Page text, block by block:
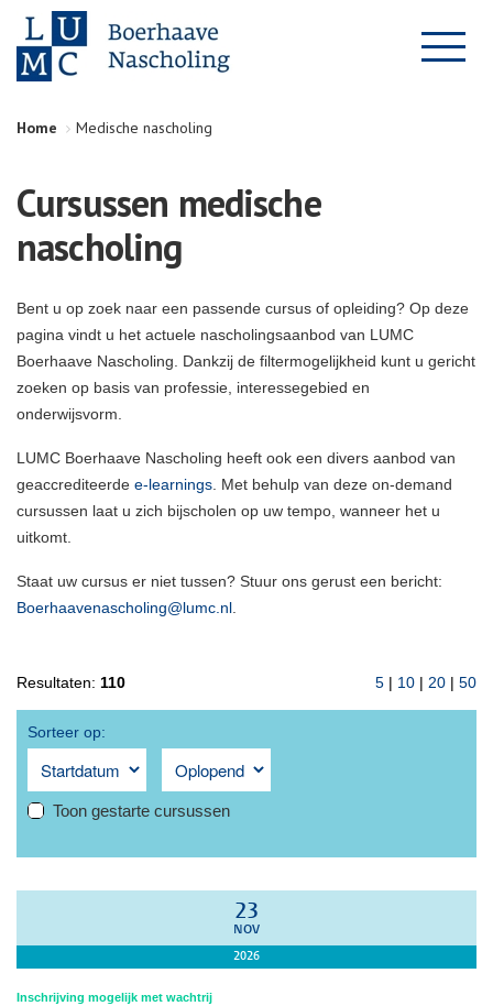
Home Medische nascholing
Cursussen medische
nascholing
Bent u op zoek naar een passende cursus of opleiding? Op deze
pagina vindt u het actuele nascholingsaanbod van LUMC
Boerhaave Nascholing. Dankzij de filtermogelijkheid kunt u gericht
zoeken op basis van professie, interessegebied en
onderwijsvorm.
LUMC Boerhaave Nascholing heeft ook een divers aanbod van
geaccrediteerde e-learnings . Met behulp van deze on-demand
cursussen laat u zich bijscholen op uw tempo, wanneer het u
uitkomt.
Staat uw cursus er niet tussen? Stuur ons gerust een bericht:
Boerhaavenascholing@lumc.nl
Resultaten: 110 5 | 10 | 20 | 50
Sorteer op:
Toon gestarte cursussen
23
NOV
2026
Inschrijving mogelijk met wachtrij